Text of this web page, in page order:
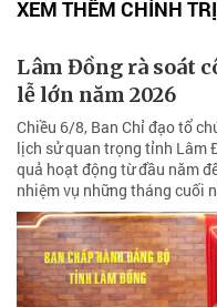
XEM THÊM CHÍNH TRỊ
Lâm Đồng rà soát
lễ lớn năm 2026
Chiều 6/8, Ban Chỉ đạo tổ
lịch sử quan trọng tỉnh Lâm
quả hoạt động từ đầu năm
nhiệm vụ những tháng cuối